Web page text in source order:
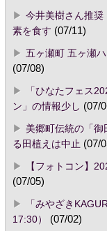
今井美樹さん推
素を食す (07/11)
五ヶ瀬町 五ヶ瀬
(07/08)
「ひなたフェス
ン」の情報少し (07/
美郷町伝統の「
る田植えは中止 (07/
【フォトコン】
(07/05)
「みやざき
17:30）
(07/02)